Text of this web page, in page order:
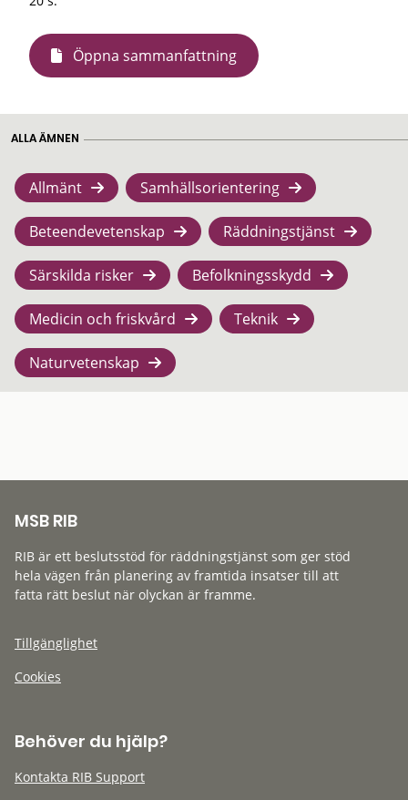
Öppna sammanfattning
ALLA ÄMNEN
Allmänt Samhällsorientering
Beteendevetenskap Räddningstjänst
Särskilda risker Befolkningsskydd
Medicin och friskvård Teknik
Naturvetenskap
MSB RIB
RIB är ett beslutsstöd för räddningstjänst som ger stöd
hela vägen från planering av framtida insatser till att
fatta rätt beslut när olyckan är framme.
Tillgänglighet
Cookies
Behöver du hjälp?
Kontakta RIB Support